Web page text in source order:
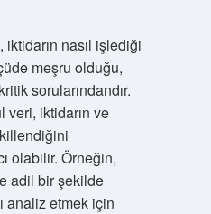
nasıl işlediği
meşru olduğu,
sorularındandır.
veri, iktidarın ve
olabilir. Örneğin,
adil bir şekilde
analiz etmek için